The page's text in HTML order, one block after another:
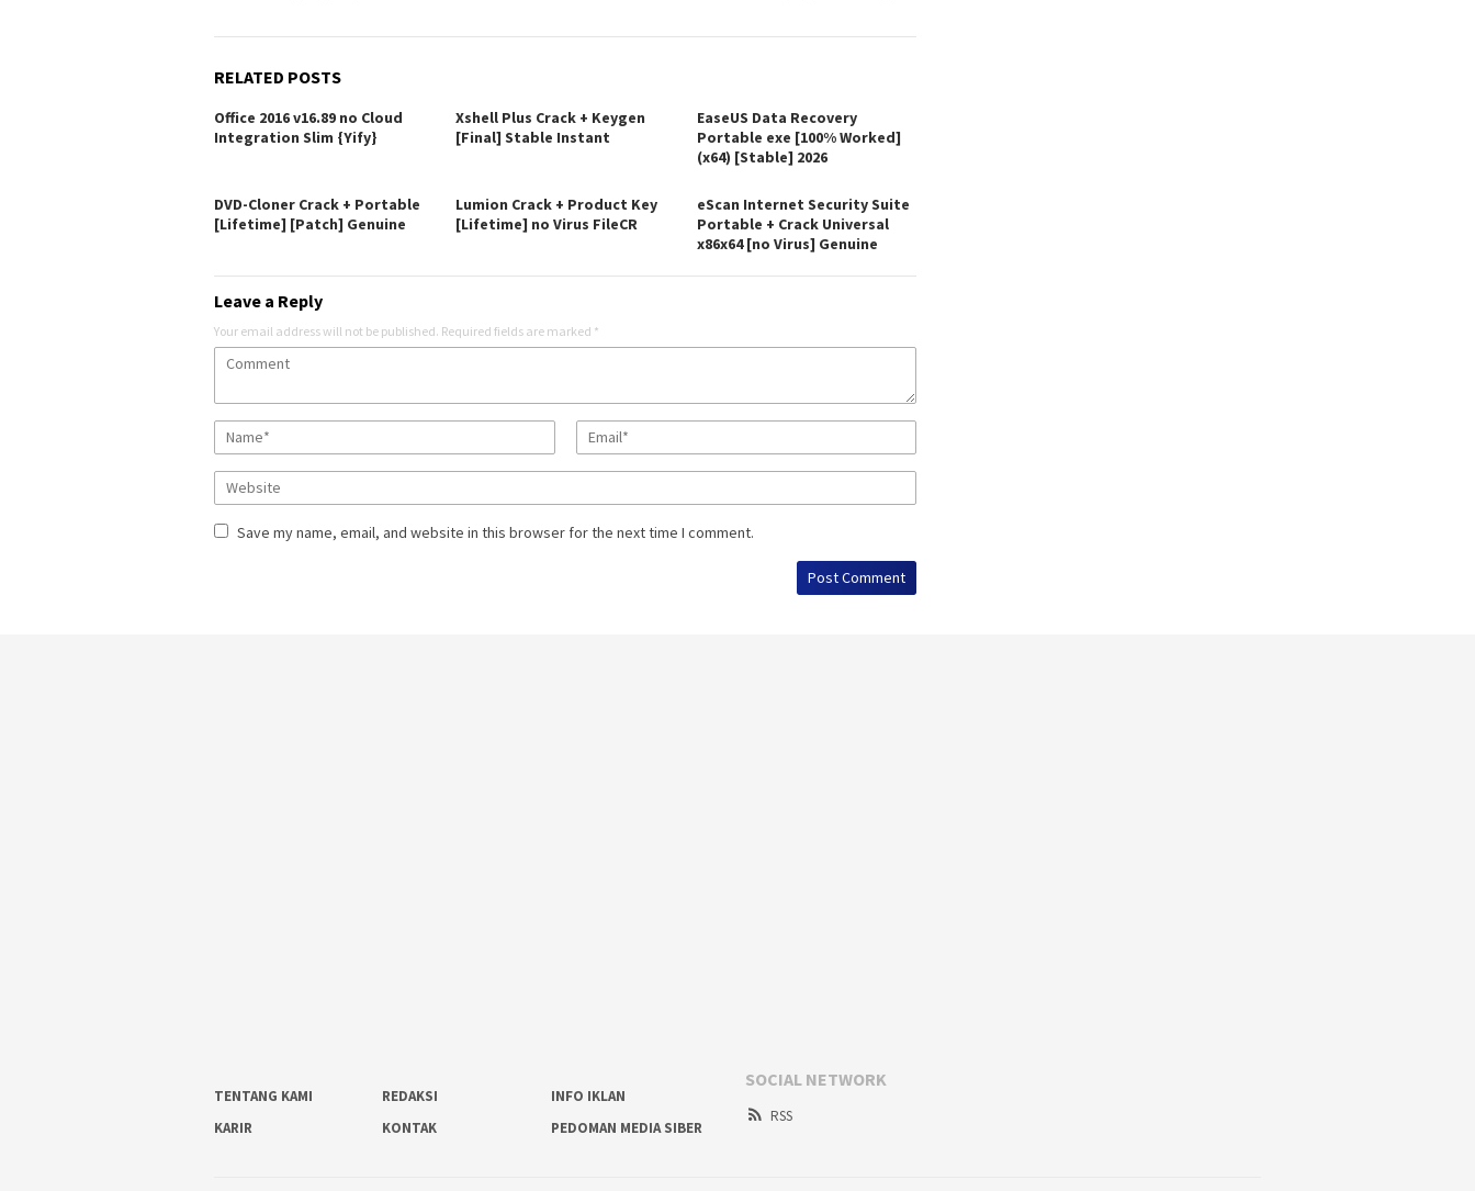
RELATED POSTS
Office 2016 v16.89 no Cloud
Integration Slim {Yify}
Xshell Plus Crack + Keygen
[Final] Stable Instant
EaseUS Data Recovery
Portable exe [100% Worked]
(x64) [Stable] 2026
DVD-Cloner Crack + Portable
[Lifetime] [Patch] Genuine
Lumion Crack + Product Key
[Lifetime] no Virus FileCR
eScan Internet Security Suite
Portable + Crack Universal
x86x64 [no Virus] Genuine
Leave a Reply
Your email address will not be published. Required fields are marked *
Save my name, email, and website in this browser for the next time I comment.
TENTANG KAMI REDAKSI
INFO IKLAN
KARIR
KONTAK PEDOMAN MEDIA SIBER
SOCIAL NETWORK
RSS